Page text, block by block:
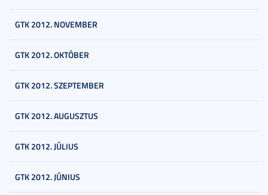
GTK 2012. NOVEMBER
GTK 2012. OKTÓBER
GTK 2012. SZEPTEMBER
GTK 2012. AUGUSZTUS
GTK 2012. JÚLIUS
GTK 2012. JÚNIUS